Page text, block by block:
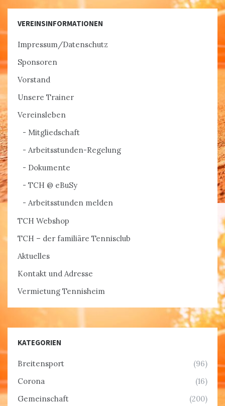
VEREINSINFORMATIONEN
Impressum/Datenschutz
Sponsoren
Vorstand
Unsere Trainer
Vereinsleben
Mitgliedschaft
Arbeitsstunden-Regelung
Dokumente
TCH @ eBuSy
Arbeitsstunden melden
TCH Webshop
TCH – der familiäre Tennisclub
Aktuelles
Kontakt und Adresse
Vermietung Tennisheim
KATEGORIEN
Breitensport
(96)
Corona
(16)
Gemeinschaft
(200)